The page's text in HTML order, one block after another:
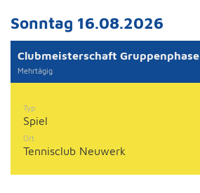
Sonntag 16.08.2026
Clubmeisterschaft Gruppenphase
Mehrtägig
Typ
Spiel
Ort
Tennisclub Neuwerk